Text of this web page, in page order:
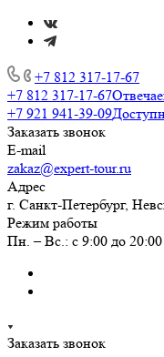
+7 812 317-17-67
+7 812 317-17-67
+7 921 941-39-09
Заказать звонок
E-mail
zakaz@expert-tour.ru
Адрес
г. Санкт-Петербург,
Режим работы
Пн. – Вс.: с 9:00 до 20:00
Заказать звонок